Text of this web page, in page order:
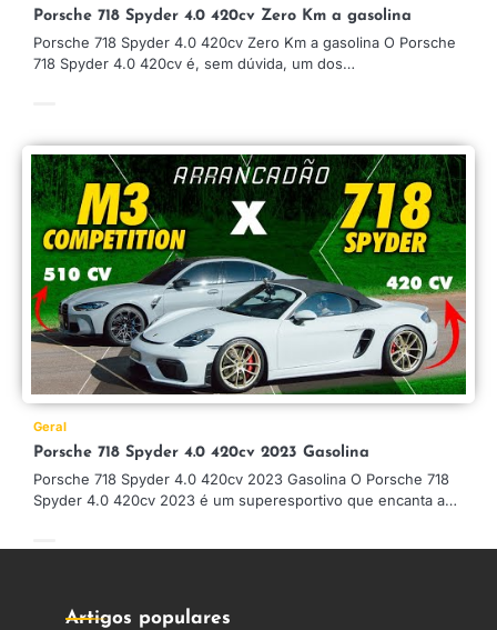
Porsche 718 Spyder 4.0 420cv Zero Km a gasolina
Porsche 718 Spyder 4.0 420cv Zero Km a gasolina O Porsche
718 Spyder 4.0 420cv é, sem dúvida, um dos…
Geral
Porsche 718 Spyder 4.0 420cv 2023 Gasolina
Porsche 718 Spyder 4.0 420cv 2023 Gasolina O Porsche 718
Spyder 4.0 420cv 2023 é um superesportivo que encanta a…
Artigos populares